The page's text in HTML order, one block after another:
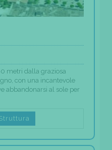
metri dalla graziosa
con una incantevole
abbandonarsi al sole per